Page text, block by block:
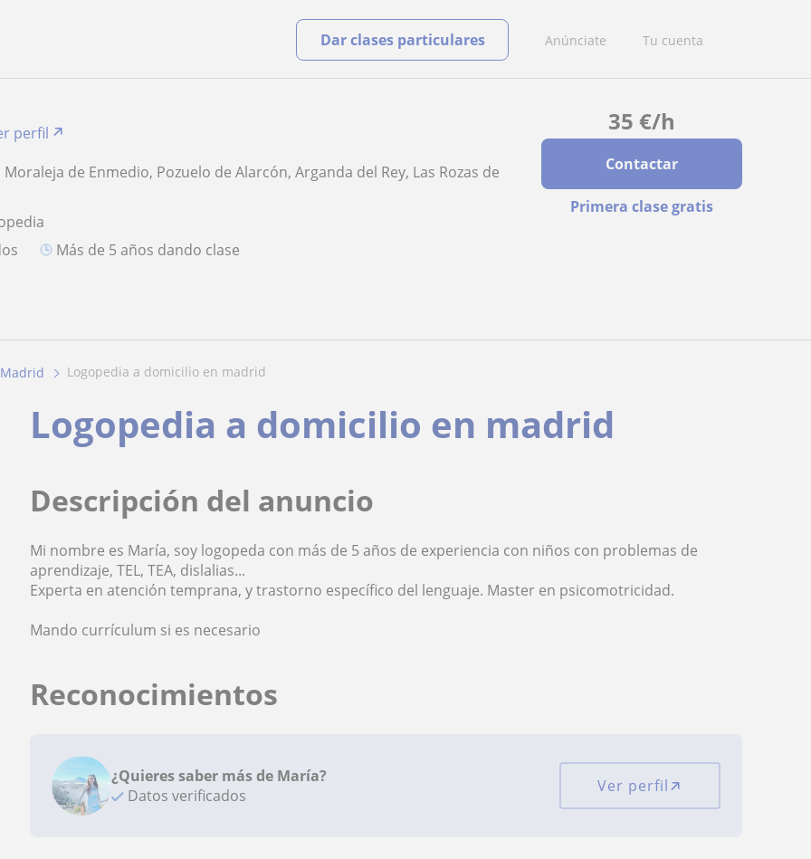
Anúnciate Tu cuenta
Dar clases particulares
35 €/h
Contactar
Primera clase gratis
perfil
de Enmedio, Pozuelo de Alarcón, Arganda del Rey, Las Rozas de
más de 5 años dando clase
Madrid logopedia a domicilio en madrid
Logopedia a domicilio en madrid
Descripción del anuncio
Mi nombre es María, soy logopeda con más de 5 años de experiencia con niños con problemas de
aprendizaje, TEL, TEA, dislalias...
Experta en atención temprana, y trastorno específico del lenguaje. Master en psicomotricidad.
Mando currículum si es necesario
Reconocimientos
¿Quieres saber más de María?
Datos verificados
Ver perfil